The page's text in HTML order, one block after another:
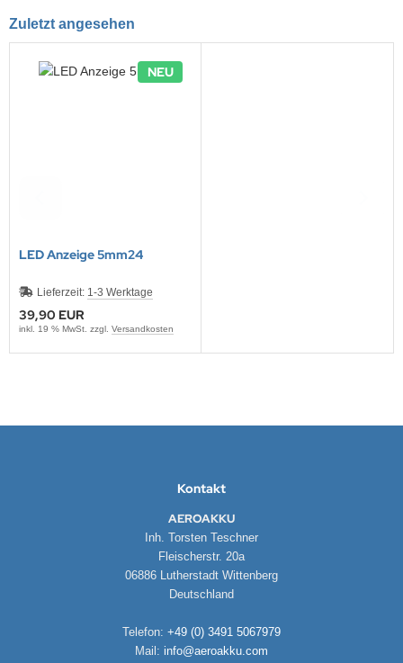
Zuletzt angesehen
NEU
LED Anzeige 5mm24
Lieferzeit: 1-3 Werktage
39,90 EUR
inkl. 19 % MwSt. zzgl. Versandkosten
Kontakt
AEROAKKU
Inh. Torsten Teschner
Fleischerstr. 20a
06886 Lutherstadt Wittenberg
Deutschland
Telefon: +49 (0) 3491 5067979
Mail: info@aeroakku.com